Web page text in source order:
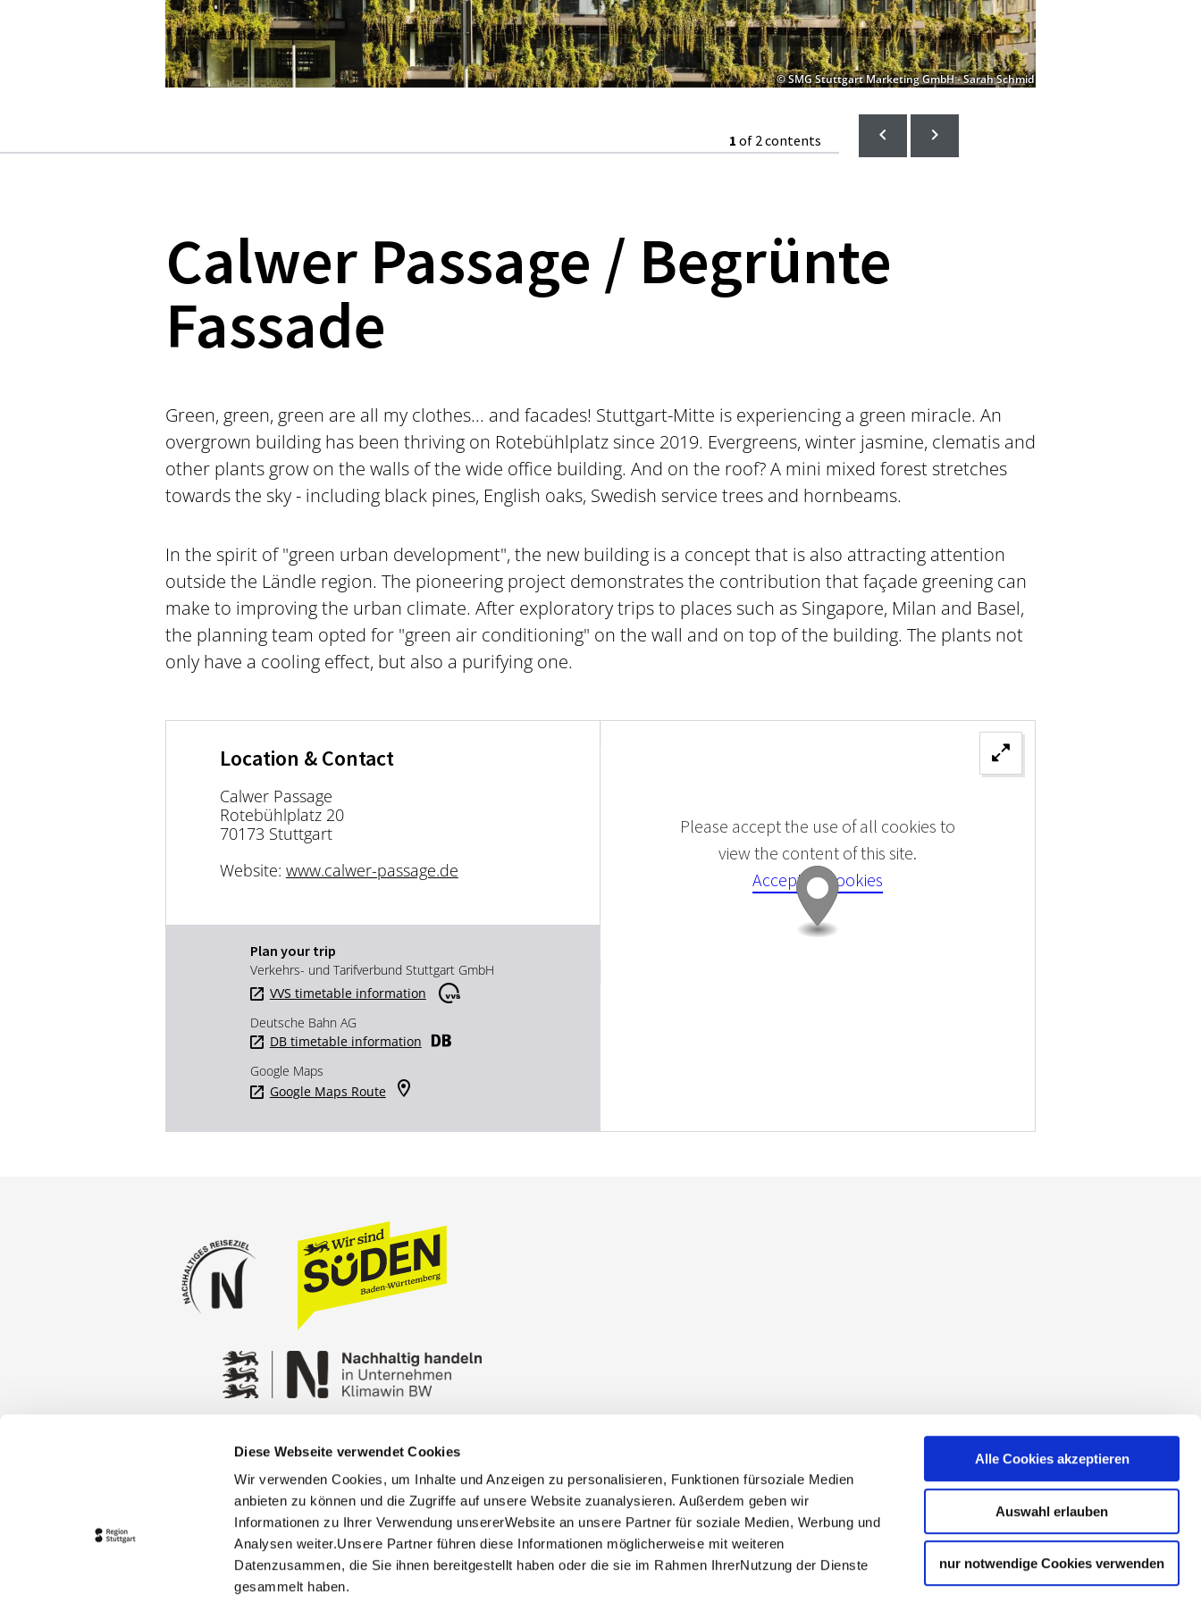
Diese Webseite verwendet Cookies
Wir verwenden Cookies, um Inhalte und Anzeigen zu personalisieren, Funktionen fürsoziale Medien
anbieten zu können und die Zugriffe auf unsere Website zuanalysieren. Außerdem geben wir
Informationen zu Ihrer Verwendung unsererWebsite an unsere Partner für soziale Medien, Werbung und
Analysen weiter.Unsere Partner führen diese Informationen möglicherweise mit weiteren
Datenzusammen, die Sie ihnen bereitgestellt haben oder die sie im Rahmen IhrerNutzung der Dienste
gesammelt haben.
Alle Cookies akzeptieren
Auswahl erlauben
nur notwendige Cookies verwenden
© SMG Stuttgart Marketing GmbH - Sarah Schmid
1 of 2 contents
Calwer Passage / Begrünte
Fassade
Green, green, green are all my clothes... and facades! Stuttgart-Mitte is experiencing a green miracle. An
overgrown building has been thriving on Rotebühlplatz since 2019. Evergreens, winter jasmine, clematis and
other plants grow on the walls of the wide office building. And on the roof? A mini mixed forest stretches
towards the sky - including black pines, English oaks, Swedish service trees and hornbeams.
In the spirit of "green urban development", the new building is a concept that is also attracting attention
outside the Ländle region. The pioneering project demonstrates the contribution that façade greening can
make to improving the urban climate. After exploratory trips to places such as Singapore, Milan and Basel,
the planning team opted for "green air conditioning" on the wall and on top of the building. The plants not
only have a cooling effect, but also a purifying one.
Location & Contact
Calwer Passage
Rotebühlplatz 20
70173 Stuttgart
Website: www.calwer-passage.de
Plan your trip
Verkehrs- und Tarifverbund Stuttgart GmbH
VVS timetable information
Deutsche Bahn AG
DB timetable information
Google Maps
Google Maps Route
Please accept the use of all cookies to
view the content of this site.
Accept all cookies
Stuttgart Convention Bureau
Privacy policy
Contact Cookies Masthead